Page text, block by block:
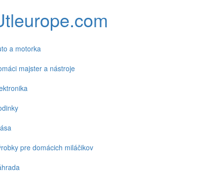
a motorka
majster a nástroje
pre domácich miláčikov